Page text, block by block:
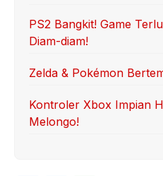
PS2 Bangkit! Game
Diam-diam!
Zelda & Pokémon
Kontroler Xbox Impian
Melongo!